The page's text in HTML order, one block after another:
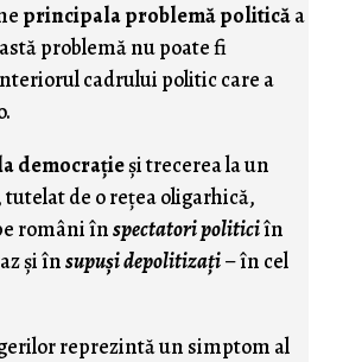
principala problemă politicăa
problemă nu poate fi
cadrului politic care a
democraţieşi trecerea la un
de o reţea oligarhică,
români înspectatori politiciîn
şi însupuşi depolitizaţi– în cel
reprezintă un simptom al